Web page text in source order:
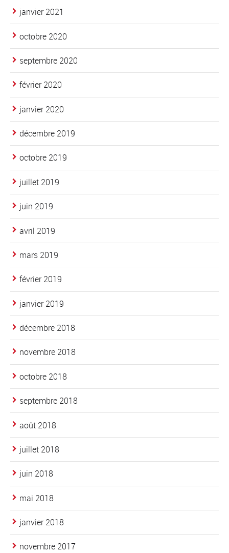
janvier 2021
octobre 2020
septembre 2020
février 2020
janvier 2020
décembre 2019
octobre 2019
juillet 2019
juin 2019
avril 2019
mars 2019
février 2019
janvier 2019
décembre 2018
novembre 2018
octobre 2018
septembre 2018
août 2018
juillet 2018
juin 2018
mai 2018
janvier 2018
novembre 2017